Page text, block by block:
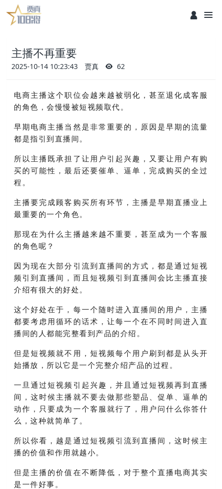
主播不再重要
2025-10-14 10:23:43 贾真 62
电商主播这个职位会越来越被弱化，甚至退化成客服
的角色，会慢慢被短视频取代。
早期电商主播当然是非常重要的，原因是早期的流量
都是指引到直播间。
所以主播既承担了让用户引起兴趣，又要让用户有购
买的可能性，最后还要催单、逼单，完成购买的全过
程。
主播要完成顾客购买所有环节，主播是早期直播业上
最重要的一个角色。
那现在为什么主播越来越不重要，甚至成为一个客服
的角色呢？
因为现在大部分引流到直播间的方式，都是通过短视
频引到直播间，而且短视频引到直播间会比主播直接
介绍有很大的好处。
这个好处在于，每一个随时进入直播间的用户，主播
都要考虑用循环的话术，让每一个在不同时间进入直
播间的人都能完整看到产品的介绍。
但是短视频就不用，短视频每个用户刷到都是从头开
始播放，所以它是一个完整介绍产品的过程。
一旦通过短视频引起兴趣，并且通过短视频再到直播
间，这时候主播就不要去做那些塑品、促单、逼单的
动作，只要成为一个客服就行了，用户问什么你答什
么，这种就简单了。
所以你看，越是通过短视频引流到直播间，这时候主
播的价值和作用就越小。
但是主播的价值在不断降低，对于整个直播电商其实
是一件好事。